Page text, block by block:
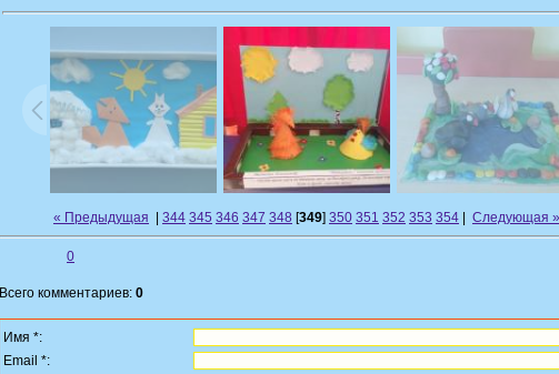
« Предыдущая 344 345 346 347 348 [349] 350 351 352 353 354 Следующая »
0
Всего комментариев: 0
Имя *:
Email *: